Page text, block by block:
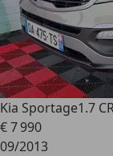
Kia Sportage1.7
€ 7 990
09/2013